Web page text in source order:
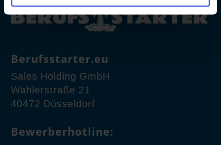
Berufsstarter.eu
Sales Holding GmbH
Wahlerstraße 21
40472 Düsseldorf
Bewerberhotline: